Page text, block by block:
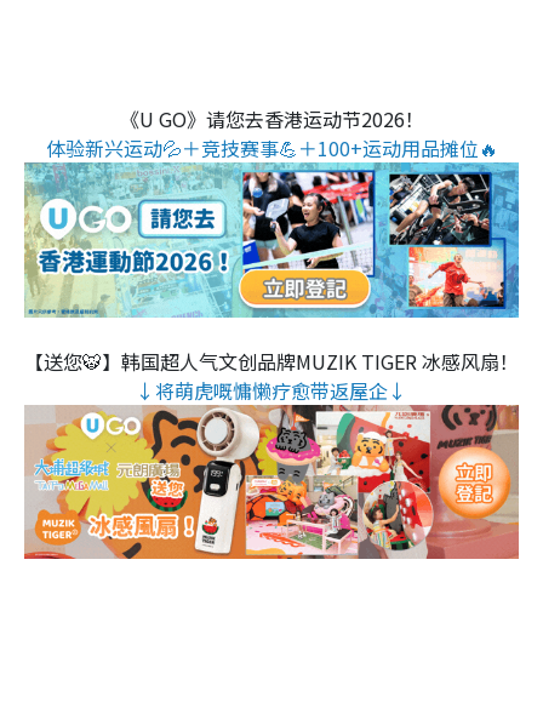
《U GO》请您去香港运动节2026！
体验新兴运动💦＋竞技赛事💪＋100+运动用品摊位🔥
【送您🐯】韩国超人气文创品牌MUZIK TIGER 冰感风扇！
↓将萌虎嘅慵懒疗愈带返屋企↓